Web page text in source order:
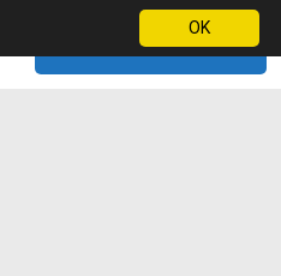
WhatsApp
OK